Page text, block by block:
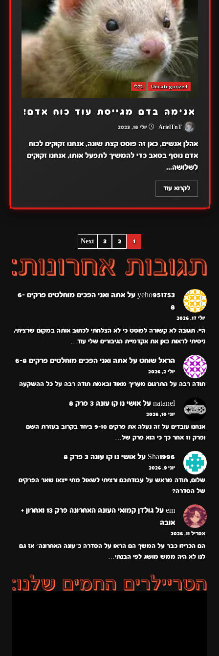
Uncategorized כללי
אנימה בדם מגייסת עוד כוח אדם!
ArielTnT יולי 18, 2023
אהלן אנשים, כאן זה פוסט קצת שונה, אנחנו זקוקים לכוח
אדם נוסף בסאב כדי להמשיך לתפעל אותו, אנחנו זקוקים
לשלושה...
לקרוא עוד
POSTS
PAGINATION
1
2
3
Next
yeho951753 על
אתה ואני הפכים מוחלטים פרקים 6-
8
יולי 17, 2026
היי. תגובה לא קשורה לפוסט כי לא הצלחתי לכתוב אותה במקום שרציתי.
ניסיתי לראות כאן את אקדמיית הגיבורים שלי עוד…
הראל שוחט על אתה ואני הפכים מוחלטים פרקים 6-8
יולי 2, 2026
תודה רבה על התרגום מעריך מאוד ובאמת תודה רבה על כל ההשקעה
natanel על אושי נו קו עונה 3 פרק 8
יוני 10, 2026
אנחנו עובדים על זה נעלה את פרקים 9-10 ביחד בקרוב בעזרת השם
ופרק 11 אחר כך כי הוא פרק של…
Sha1996 על אושי נו קו עונה 3 פרק 8
יוני 9, 2026
שלום, תודה מראש על עבודתכם ורציתי לשאול מתי ייצאו שאר הפרקים
של הסדרה?
em על
גולדן קמואי העונה האחרונה פרק 13 ואחרון +
אובה
אפריל 11, 2026
הם הכריזו כבר על המשך הם הראו על הסדרה כ״עונה האחרונה״ אז גם
לנו לא היה ממש מושג לפי הבנתי…